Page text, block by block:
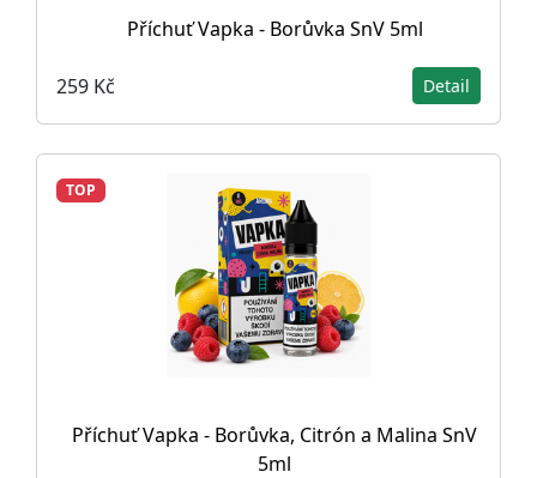
Příchuť Vapka - Borůvka SnV 5ml
259 Kč Detail
TOP
Příchuť Vapka - Borůvka, Citrón a Malina SnV
5ml